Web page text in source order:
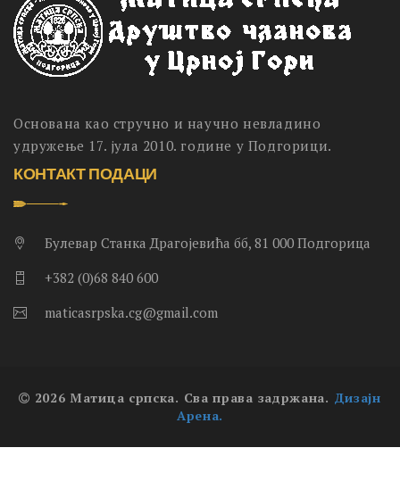
Основана као стручно и научно невладино
удружење 17. јула 2010. године у Подгорици.
КОНТАКТ ПОДАЦИ
Булевар Станка Драгојевића бб, 81 000 Подгорица
+382 (0)68 840 600
maticasrpska.cg@gmail.com
2026 Матица српска. Сва права задржана. Дизајн
Арена.